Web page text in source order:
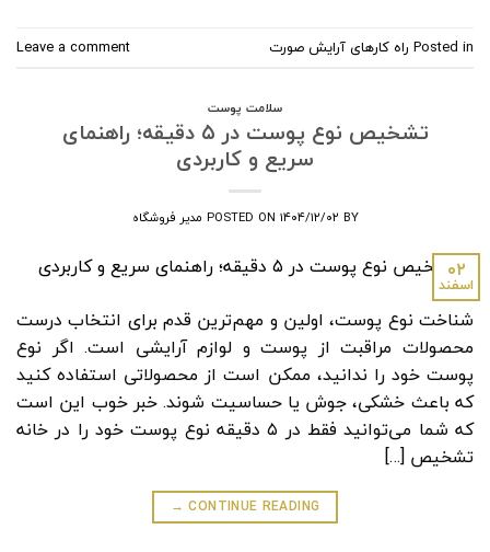
Posted in راه کارهای آرایش صورت Leave a comment
سلامت پوست
تشخیص نوع پوست در ۵ دقیقه؛ راهنمای
سریع و کاربردی
POSTED ON ۱۴۰۴/۱۲/۰۲ BY مدیر فروشگاه
۰۲
اسفند
شناخت نوع پوست، اولین و مهم‌ترین قدم برای انتخاب درست
محصولات مراقبت از پوست و لوازم آرایشی است. اگر نوع
پوست خود را ندانید، ممکن است از محصولاتی استفاده کنید
که باعث خشکی، جوش یا حساسیت شوند. خبر خوب این است
که شما می‌توانید فقط در ۵ دقیقه نوع پوست خود را در خانه
تشخیص […]
CONTINUE READING
→